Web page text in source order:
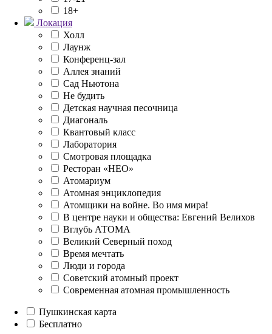
18+
Локация
Холл
Лаунж
Конференц-зал
Аллея знаний
Сад Ньютона
Не будить
Детская научная песочница
Диагональ
Квантовый класс
Лаборатория
Смотровая площадка
Ресторан «НЕО»
Атомариум
Атомная энциклопедия
Атомщики на войне. Во имя мира!
В центре науки и общества: Евгений Велихов
Вглубь АТОМА
Великий Северный поход
Время мечтать
Люди и города
Советский атомный проект
Современная атомная промышленность
Пушкинская карта
Бесплатно